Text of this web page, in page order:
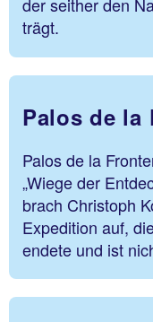
trägt.
Palos de la
Palos de la
„Wiege der
brach Christoph
Expedition auf,
endete und ist